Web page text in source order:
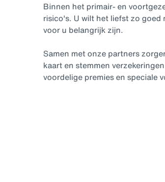
Binnen het primair- en
risico's. U wilt het liefst zo goed
voor u belangrijk zijn.
Samen met onze partners
kaart en stemmen
voordelige premies en speciale